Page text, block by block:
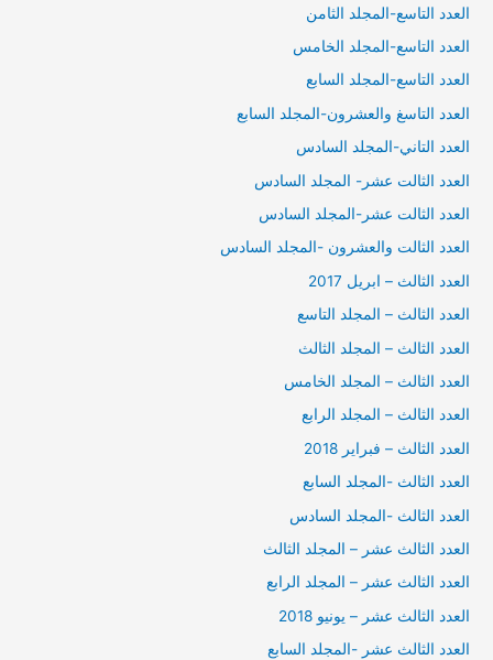
العدد التاسع-المجلد الثامن
العدد التاسع-المجلد الخامس
العدد التاسع-المجلد السابع
العدد التاسغ والعشرون-المجلد السابع
العدد التاني-المجلد السادس
العدد الثالت عشر- المجلد السادس
العدد الثالت عشر-المجلد السادس
العدد الثالت والعشرون -المجلد السادس
العدد الثالث – ابريل 2017
العدد الثالث – المجلد التاسع
العدد الثالث – المجلد الثالث
العدد الثالث – المجلد الخامس
العدد الثالث – المجلد الرابع
العدد الثالث – فبراير 2018
العدد الثالث -المجلد السابع
العدد الثالث -المجلد السادس
العدد الثالث عشر – المجلد الثالث
العدد الثالث عشر – المجلد الرابع
العدد الثالث عشر – يونيو 2018
العدد الثالث عشر -المجلد السابع